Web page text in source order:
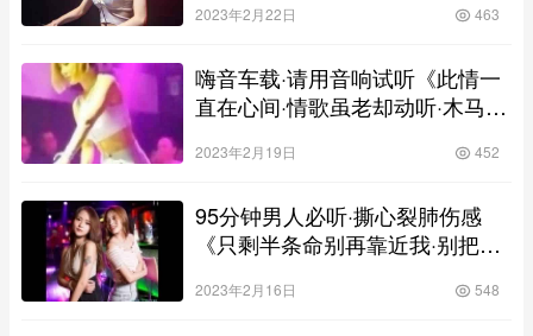
歌连版高清靓碟
2023年2月22日 463
嗨音车载·请用音响试听《此情一
直在心间·情歌虽老却动听·木马诗
高清靓碟
2023年2月19日 452
95分钟男人必听·撕心裂肺伤感
《只剩半条命别再靠近我·别把爱
靓碟
2023年2月16日 548